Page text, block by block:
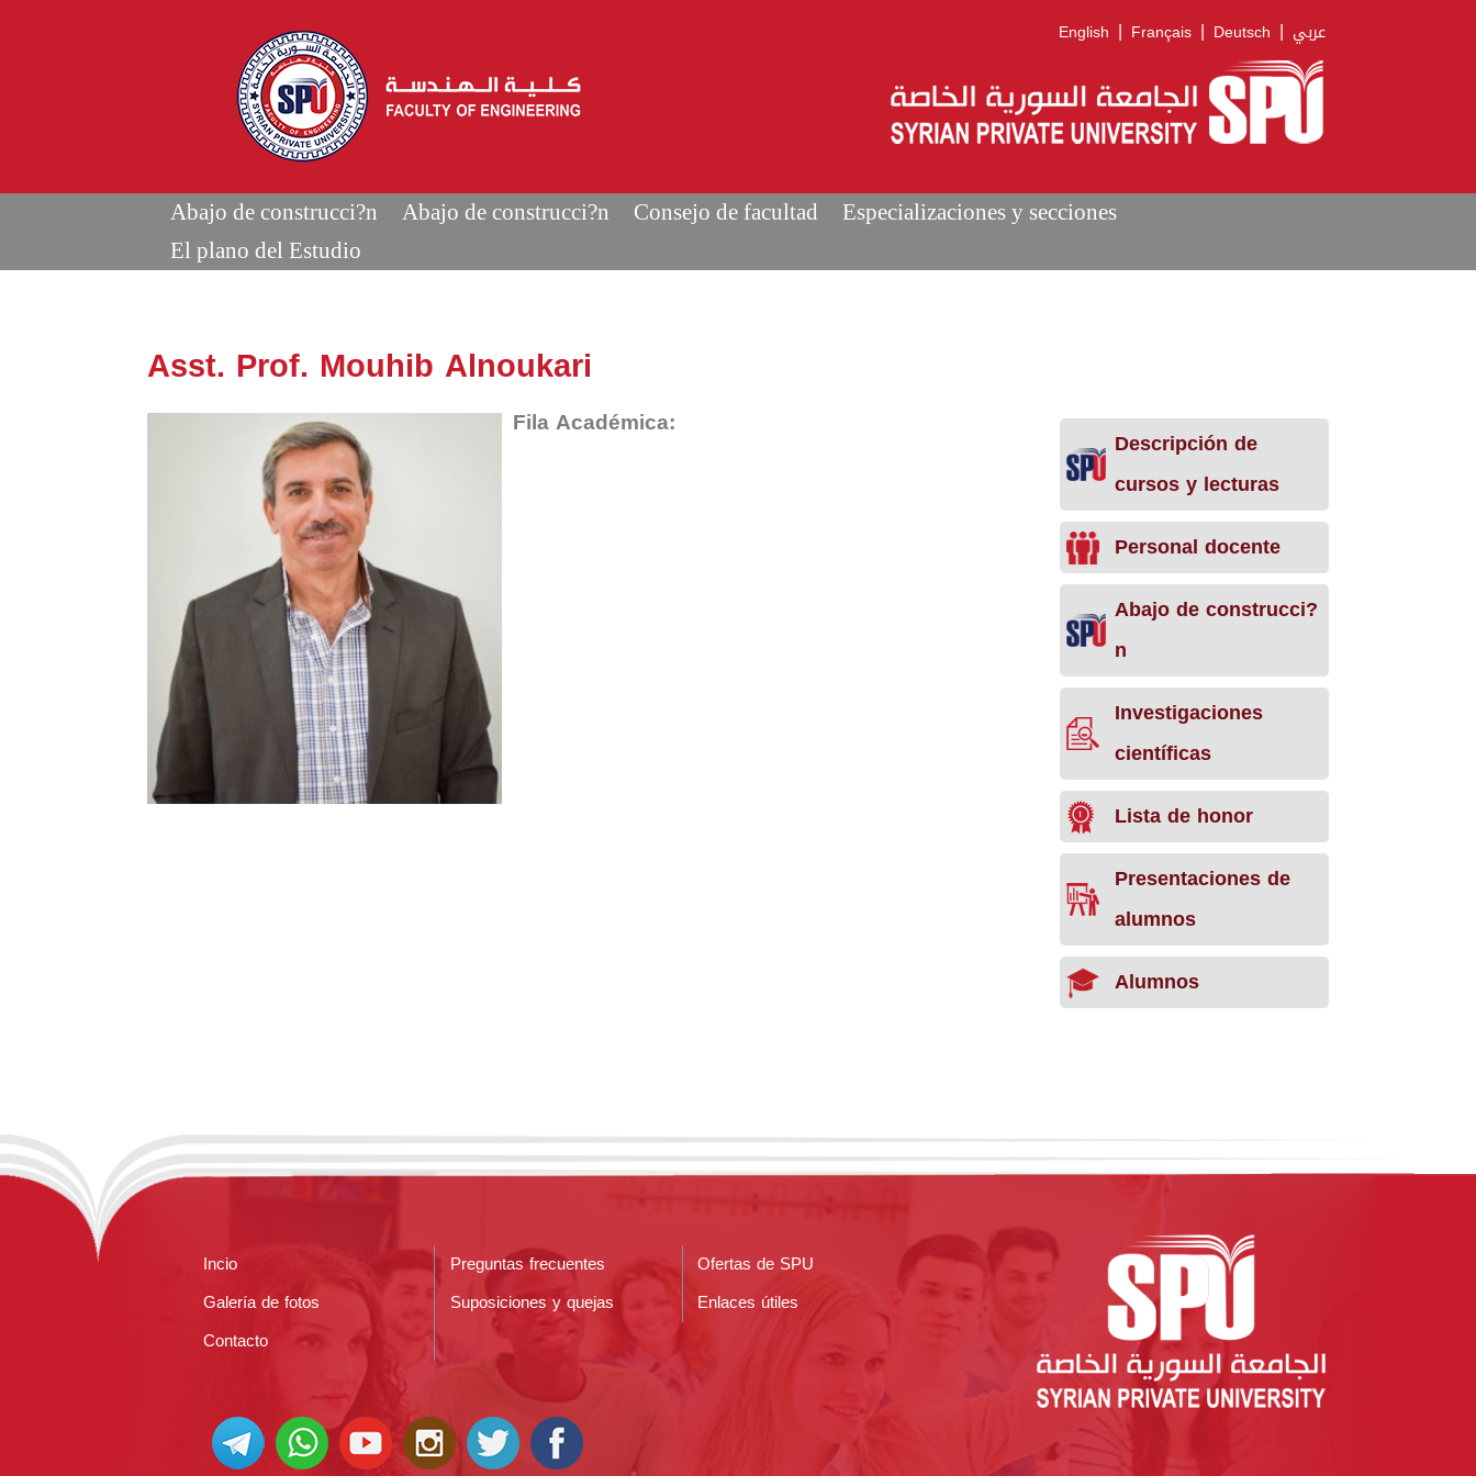
English | Français | Deutsch | عربي
Abajo de construcci?n Abajo de construcci?n Consejo de facultad
Especializaciones y secciones
El plano del Estudio
Asst. Prof. Mouhib Alnoukari
Descripción de
cursos y lecturas
Personal docente
Abajo de construcci?
n
Investigaciones
científicas
Lista de honor
Presentaciones de
alumnos
Alumnos
Fila Académica:
Incio Preguntas frecuentes
Ofertas de SPU
Galería de fotos
Suposiciones y quejas
Enlaces útiles
Contacto